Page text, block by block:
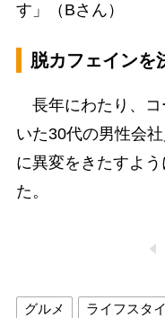
す」（Bさん）
脱カフェインを
長年にわたり、コ
いた30代の男性会
に異変をきたすよ
た。
グルメ ライフスタ